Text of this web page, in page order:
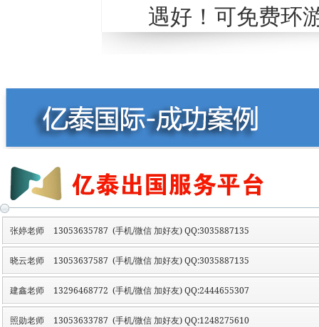
遇好！可免费环
张婷老师 13053635787 (手机/微信 加好友) QQ:3035887135
晓云老师 13053637587 (手机/微信 加好友) QQ:3035887135
建鑫老师 13296468772 (手机/微信 加好友) QQ:2444655307
照勋老师 13053633787 (手机/微信 加好友) QQ:1248275610